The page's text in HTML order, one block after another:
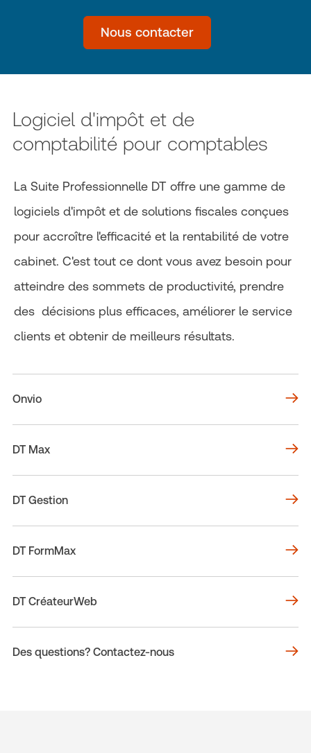
Nous contacter
Logiciel d'impôt et de
comptabilité pour comptables
La Suite Professionnelle DT offre une gamme de
logiciels d'impôt et de solutions fiscales conçues
pour accroître l'efficacité et la rentabilité de votre
cabinet. C'est tout ce dont vous avez besoin pour
atteindre des sommets de productivité, prendre
des décisions plus efficaces, améliorer le service
clients et obtenir de meilleurs résultats.
Onvio
DT Max
DT Gestion
DT FormMax
DT CréateurWeb
Des questions? Contactez-nous